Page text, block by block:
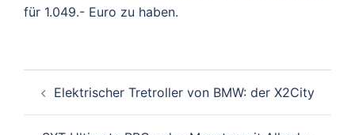
für 1.049.- Euro zu haben.
Elektrischer Tretroller von BMW: der X2City